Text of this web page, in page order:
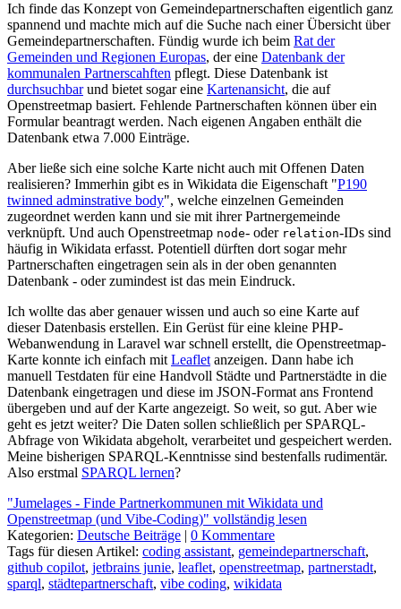
Ich finde das Konzept von Gemeindepartnerschaften eigentlich ganz
spannend und machte mich auf die Suche nach einer Übersicht über
Gemeindepartnerschaften. Fündig wurde ich beim Rat der
Gemeinden und Regionen Europas, der eine Datenbank der
kommunalen Partnerscahften pflegt. Diese Datenbank ist
durchsuchbarund bietet sogar eine Kartenansicht, die auf
Openstreetmap basiert. Fehlende Partnerschaften können über ein
Formular beantragt werden. Nach eigenen Angaben enthält die
Datenbank etwa 7.000 Einträge.
Aber ließe sich eine solche Karte nicht auch mit Offenen Daten
realisieren? Immerhin gibt es in Wikidata die Eigenschaft "P190
twinned adminstrative body", welche einzelnen Gemeinden
zugeordnet werden kann und sie mit ihrer Partnergemeinde
verknüpft. Und auch Openstreetmap node- oder relation-IDs sind
häufig in Wikidata erfasst. Potentiell dürften dort sogar mehr
Partnerschaften eingetragen sein als in der oben genannten
Datenbank - oder zumindest ist das mein Eindruck.
Ich wollte das aber genauer wissen und auch so eine Karte auf
dieser Datenbasis erstellen. Ein Gerüst für eine kleine PHP-
Webanwendung in Laravel war schnell erstellt, die Openstreetmap-
Karte konnte ich einfach mit Leaflet anzeigen. Dann habe ich
manuell Testdaten für eine Handvoll Städte und Partnerstädte in die
Datenbank eingetragen und diese im JSON-Format ans Frontend
übergeben und auf der Karte angezeigt. So weit, so gut. Aber wie
geht es jetzt weiter? Die Daten sollen schließlich per SPARQL-
Abfrage von Wikidata abgeholt, verarbeitet und gespeichert werden.
Meine bisherigen SPARQL-Kenntnisse sind bestenfalls rudimentär.
Also erstmal SPARQL lernen?
"Jumelages - Finde Partnerkommunen mit Wikidata und
Openstreetmap (und Vibe-Coding)" vollständig lesen
Kategorien: Deutsche Beiträge | 0 Kommentare
Tags für diesen Artikel: coding assistant, gemeindepartnerschaft,
github copilot, jetbrains junie, leaflet, openstreetmap, partnerstadt,
sparql, städtepartnerschaft, vibe coding, wikidata